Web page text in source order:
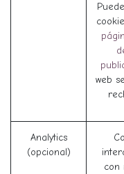
web
Analytics
(opcional)
con